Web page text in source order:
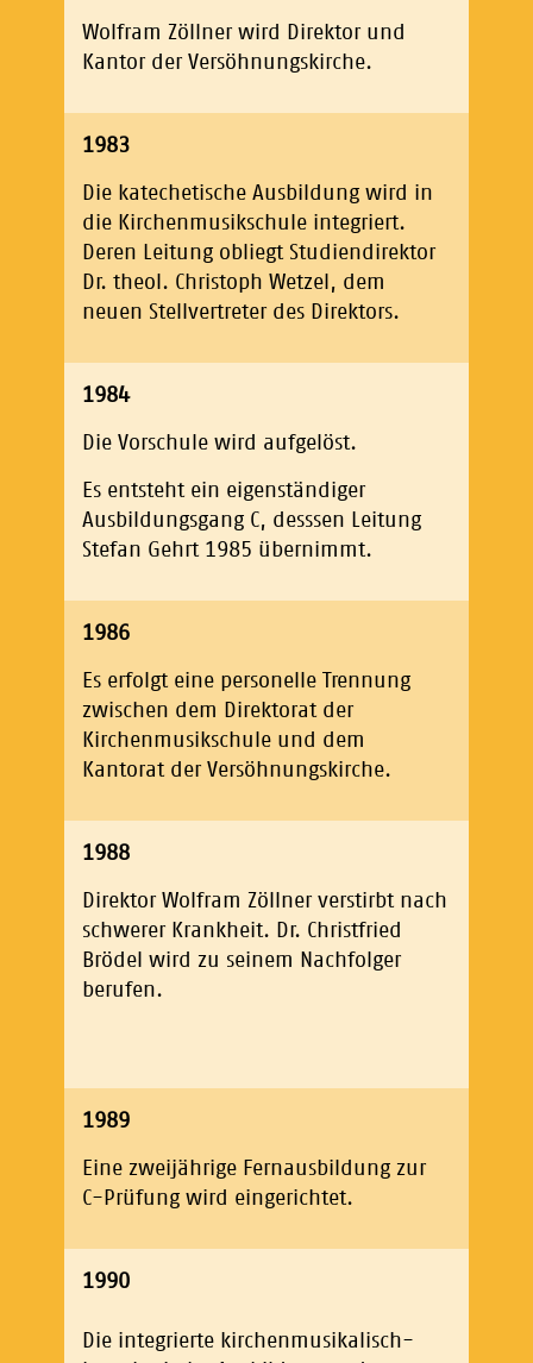
Wolfram Zöllner wird Direktor und
Kantor der Versöhnungskirche.
1983
Die katechetische Ausbildung wird in
die Kirchenmusikschule integriert.
Deren Leitung obliegt Studiendirektor
Dr. theol. Christoph Wetzel, dem
neuen Stellvertreter des Direktors.
1984
Die Vorschule wird aufgelöst.
Es entsteht ein eigenständiger
Ausbildungsgang C, desssen Leitung
Stefan Gehrt 1985 übernimmt.
1986
Es erfolgt eine personelle Trennung
zwischen dem Direktorat der
Kirchenmusikschule und dem
Kantorat der Versöhnungskirche.
1988
Direktor Wolfram Zöllner verstirbt nach
schwerer Krankheit. Dr. Christfried
Brödel wird zu seinem Nachfolger
berufen.
1989
Eine zweijährige Fernausbildung zur
C-Prüfung wird eingerichtet.
1990
Die integrierte kirchenmusikalisch-